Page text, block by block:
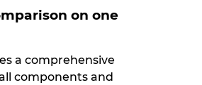
on one
a comprehensive
components and